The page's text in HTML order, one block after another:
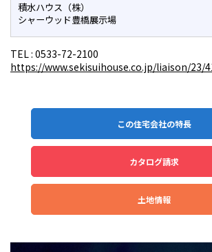
積水ハウス（株）
シャーウッド豊橋展示場
TEL : 0533-72-2100
https://www.sekisuihouse.co.jp/liaison/23/
この住宅会社の特長
カタログ請求
土地情報